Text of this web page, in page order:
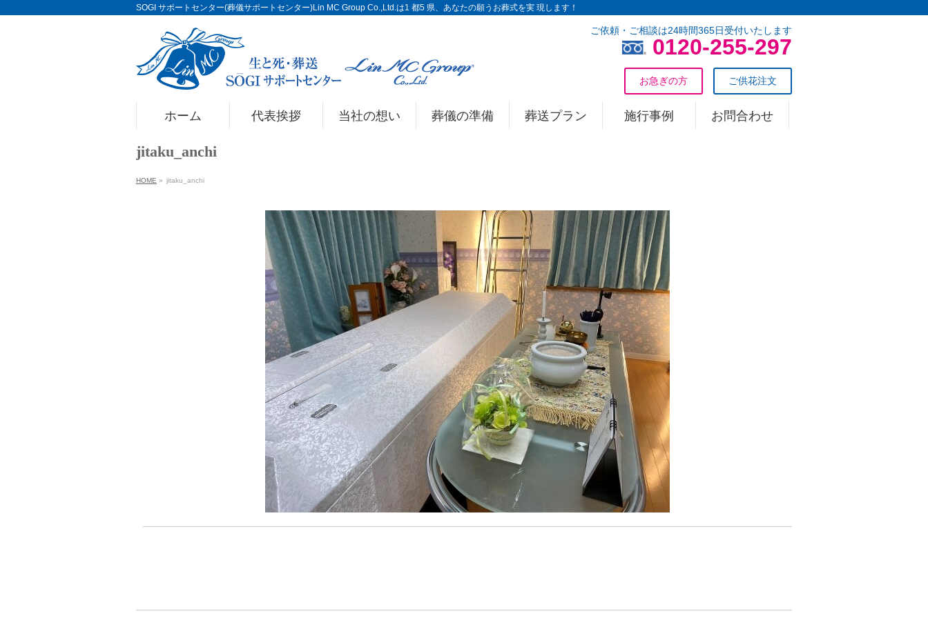
SOGI サポートセンター(葬儀サポートセンター)Lin MC Group Co.,Ltd.は1 都5 県、あなたの願うお葬式を実 現します！
ご依頼・ご相談は24時間365日受付いたします
0120-255-297
ご供花注文
お急ぎの方
ホーム 代表挨拶 当社の想い 葬儀の準備 葬送プラン 施行事例 お問合わせ
jitaku_anchi
HOME » jitaku_anchi